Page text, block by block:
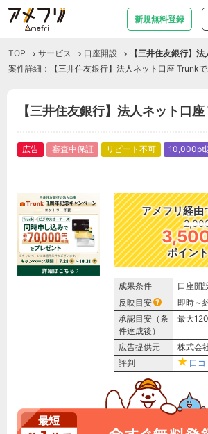
新規無料登録
TOP サービス 口座開設
【三井住友銀行】
案件詳細：【三井住友銀行】法人ネット口座 Trunk
【三井住友銀行】法人ネット口
広告 審査中保証 リピート不可 10,000pt
アメフリ経由
ポイン
成果条件
口座開
反映目安
即時～
承認目安（条
件達成後）
最大
広告提供元
株式会
評判
口コ